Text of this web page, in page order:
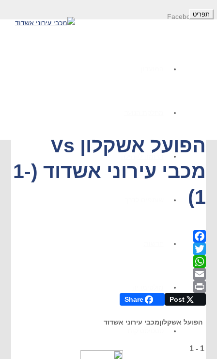
Facebookתפריט
משחק
הפועל אשקלון Vs
מכבי עירוני אשדוד (1-
1)
Facebook
Twitter
WhatsApp
Email
Print
Post
Share
הפועל אשקלוןמכבי עירוני אשדוד
1
-
1